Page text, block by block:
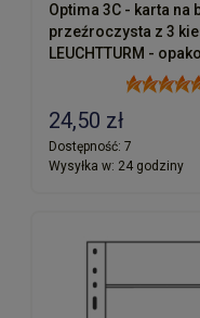
Optima 3C - karta na
przeźroczysta z 3
LEUCHTTURM -
24,50 zł
Dostępność: 7
Wysyłka w: 24 godziny